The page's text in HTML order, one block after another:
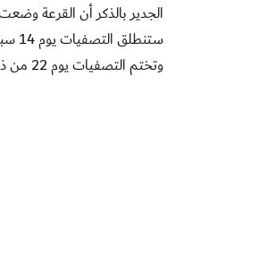
الجدير بالذكر أن القرعة
وتختم التصفيات يوم 22 من ذات الشهر .